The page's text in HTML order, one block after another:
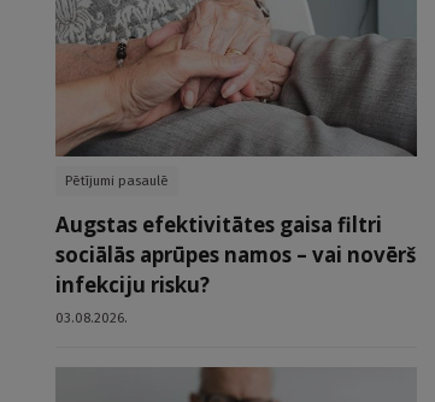
Pētījumi pasaulē
Augstas efektivitātes gaisa filtri
sociālās aprūpes namos – vai novērš
infekciju risku?
03.08.2026.